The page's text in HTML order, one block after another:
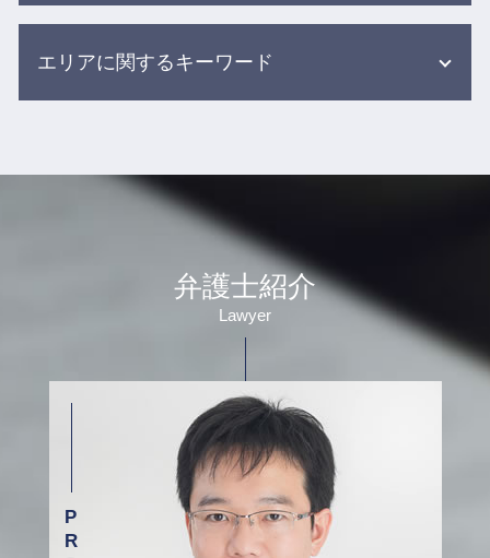
医療ミス 訴訟
医療事故 医療過誤 医療ミス 違い
医療事故 医療過誤
グループ ホーム 事故
介護現場での事故
介護事故 家族への報告
院内 感染 医療事故
養育費 相場 年収600万
協議離婚 離婚届
調停 面会交流
離婚の話し合いに応じ ない
養育費 調停
財産分与 退職金
婚姻費用 払わない
離婚協議書 養育費
夫婦 別居
不倫 離婚 慰謝料 相場
離婚調停 流れ
雇用 労働問題
労働問題 残業
雇用問題 弁護士
労働問題 パワハラ
弁護士 労働問題
借金 債務整理 悩み 借金相談
借金 減らす 債務整理
交通事故 弁護士 メリット デメリット
交通事故 弁護士 基準
個人再生 任意整理
交通事故 後遺障害 慰謝料
自己破産 債務整理
自己破産 任意整理
エリアに関するキーワード
介護事故 相談 弁護士 新宿区
交通事故 相談 弁護士 新宿区
医療事故 相談 弁護士 目黒区
借金 相談 弁護士 新宿区
医療事故 相談 弁護士 渋谷区
債務整理 相談 弁護士 新宿区
債務整理 相談 弁護士 目黒区
借金 相談 弁護士 渋谷区
離婚 相談 弁護士 新宿区
債務整理 相談 弁護士 杉並区
労働問題 相談 弁護士 渋谷区
交通事故 相談 弁護士 目黒区
交通事故 相談 弁護士 渋谷区
弁護士紹介
Lawyer